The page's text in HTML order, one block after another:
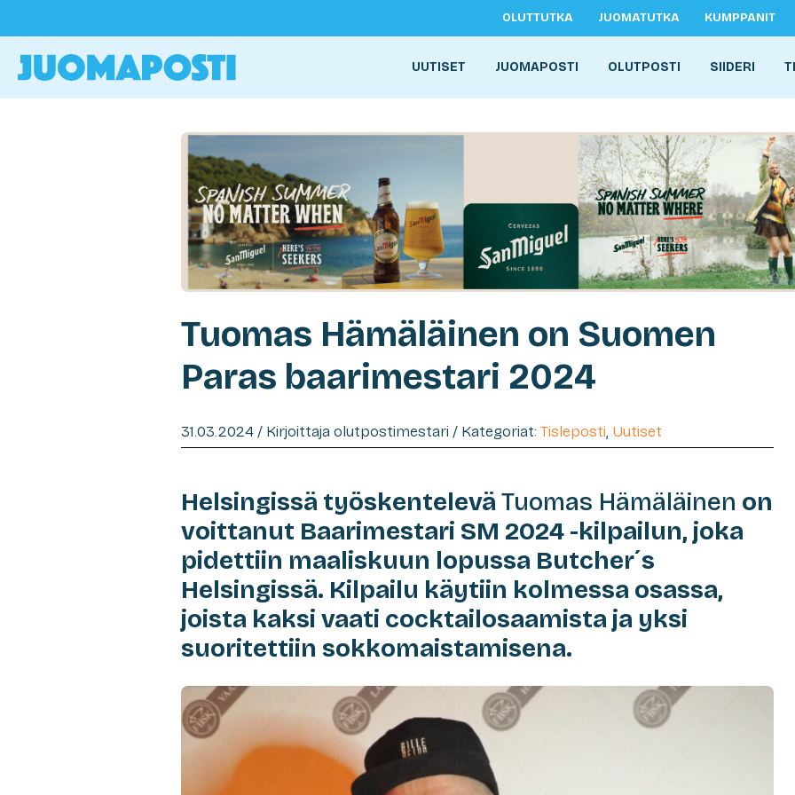
OLUTTUTKA JUOMATUTKA KUMPPANIT
UUTISET JUOMAPOSTI OLUTPOSTI SIIDERI
Tuomas Hämäläinen on Suomen
Paras baarimestari 2024
31.03.2024 / Kirjoittaja olutpostimestari / Kategoriat: Tisleposti, Uutiset
Helsingissä työskenteleväTuomas Hämäläinen on
voittanut Baarimestari SM 2024 -kilpailun, joka
pidettiin maaliskuun lopussa Butcher´s
Helsingissä. Kilpailu käytiin kolmessa osassa,
joista kaksi vaati cocktailosaamista ja yksi
suoritettiin sokkomaistamisena.